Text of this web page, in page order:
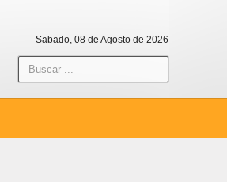
Sabado, 08 de Agosto de 2026